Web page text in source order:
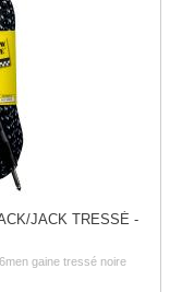
JACK TRESSÉ -
gaine tressé noire